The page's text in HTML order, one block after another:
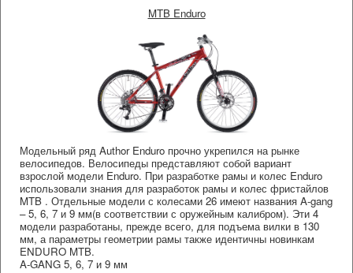
MTB Enduro
Модельный ряд Author Enduro прочно укрепился на рынке
велосипедов. Велосипеды представляют собой вариант
взрослой модели Enduro. При разработке рамы и колес Enduro
использовали знания для разработок рамы и колес фристайлов
MTB . Отдельные модели с колесами 26 имеют названия A-gang
– 5, 6, 7 и 9 мм(в соответствии с оружейным калибром). Эти 4
модели разработаны, прежде всего, для подъема вилки в 130
мм, а параметры геометрии рамы также идентичны новинкам
ENDURO MTB.
A-GANG 5, 6, 7 и 9 мм